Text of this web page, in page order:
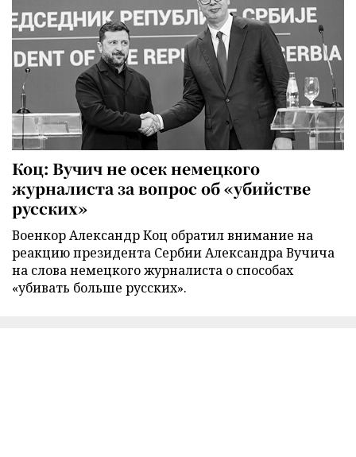
Коц: Вучич не осек немецкого
журналиста за вопрос об «убийстве
русских»
Военкор Александр Коц обратил внимание на
реакцию президента Сербии Александра Вучича
на слова немецкого журналиста о способах
«убивать больше русских».